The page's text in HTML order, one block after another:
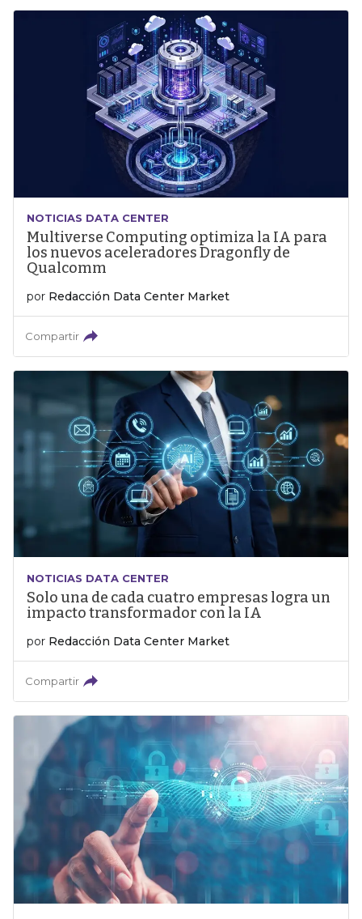
NOTICIAS DATA CENTER
Multiverse Computing optimiza la IA para
los nuevos aceleradores Dragonfly de
Qualcomm
por Redacción Data Center Market
Compartir
NOTICIAS DATA CENTER
Solo una de cada cuatro empresas logra un
impacto transformador con la IA
por Redacción Data Center Market
Compartir